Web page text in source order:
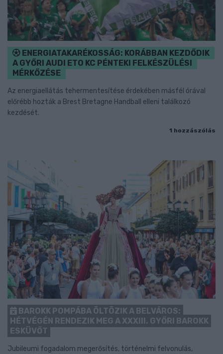
ENERGIATAKARÉKOSSÁG: KORÁBBAN KEZDŐDIK
A GYŐRI AUDI ETO KC PÉNTEKI FELKÉSZÜLÉSI
MÉRKŐZÉSE
Az energiaellátás tehermentesítése érdekében másfél órával
előrébb hozták a Brest Bretagne Handball elleni találkozó
kezdését.
1 hozzászólás
BAROKK POMPÁBA ÖLTÖZIK A BELVÁROS:
HÉTVÉGÉN RENDEZIK MEG A XXXIII. GYŐRI BAROKK
ESKÜVŐT
Jubileumi fogadalom megerősítés, történelmi felvonulás,